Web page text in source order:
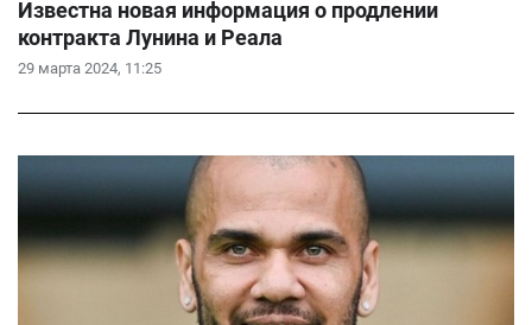
29 марта 2024, 11:25
Известна новая информация о продлении
контракта Лунина и Реала